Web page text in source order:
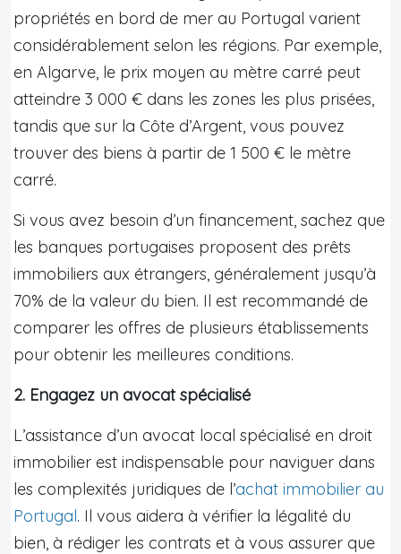
propriétés en bord de mer au Portugal varient
considérablement selon les régions. Par exemple,
en Algarve, le prix moyen au mètre carré peut
atteindre 3 000 € dans les zones les plus prisées,
tandis que sur la Côte d’Argent, vous pouvez
trouver des biens à partir de 1 500 € le mètre
carré.
Si vous avez besoin d’un financement, sachez que
les banques portugaises proposent des prêts
immobiliers aux étrangers, généralement jusqu’à
70% de la valeur du bien. Il est recommandé de
comparer les offres de plusieurs établissements
pour obtenir les meilleures conditions.
2. Engagez un avocat spécialisé
L’assistance d’un avocat local spécialisé en droit
immobilier est indispensable pour naviguer dans
les complexités juridiques de l’achat immobilier au
Portugal. Il vous aidera à vérifier la légalité du
bien, à rédiger les contrats et à vous assurer que